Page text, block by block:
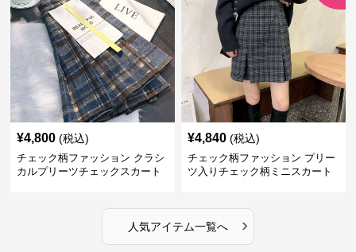
¥4,800 (税込)
チェック柄ファッション クラシ
カルプリーツチェックスカート
¥4,840 (税込)
チェック柄ファッション プリー
ツ入りチェック柄ミニスカート
人気アイテム一覧へ ›